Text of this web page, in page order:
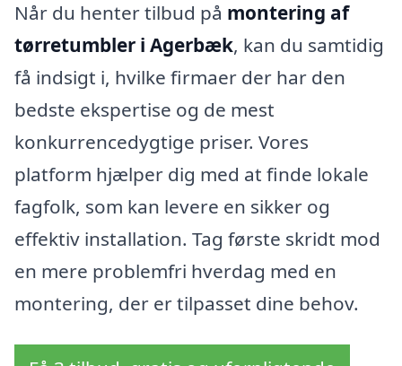
Når du henter tilbud på montering af
tørretumbler i Agerbæk, kan du samtidig
få indsigt i, hvilke firmaer der har den
bedste ekspertise og de mest
konkurrencedygtige priser. Vores
platform hjælper dig med at finde lokale
fagfolk, som kan levere en sikker og
effektiv installation. Tag første skridt mod
en mere problemfri hverdag med en
montering, der er tilpasset dine behov.